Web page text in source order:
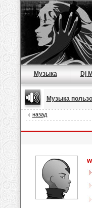
Музыка Dj
Музыка
назад